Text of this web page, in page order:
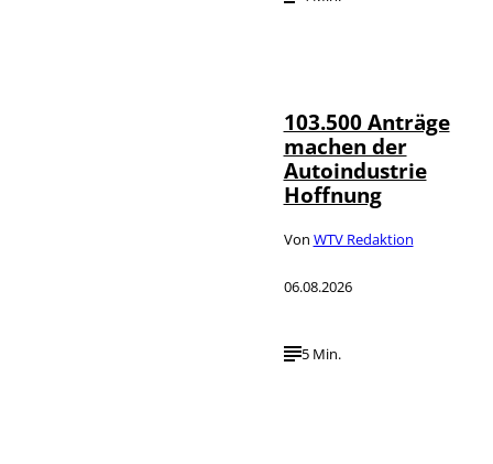
103.500 Anträge
machen der
Autoindustrie
Hoffnung
Von WTV Redaktion
06.08.2026
5 Min.